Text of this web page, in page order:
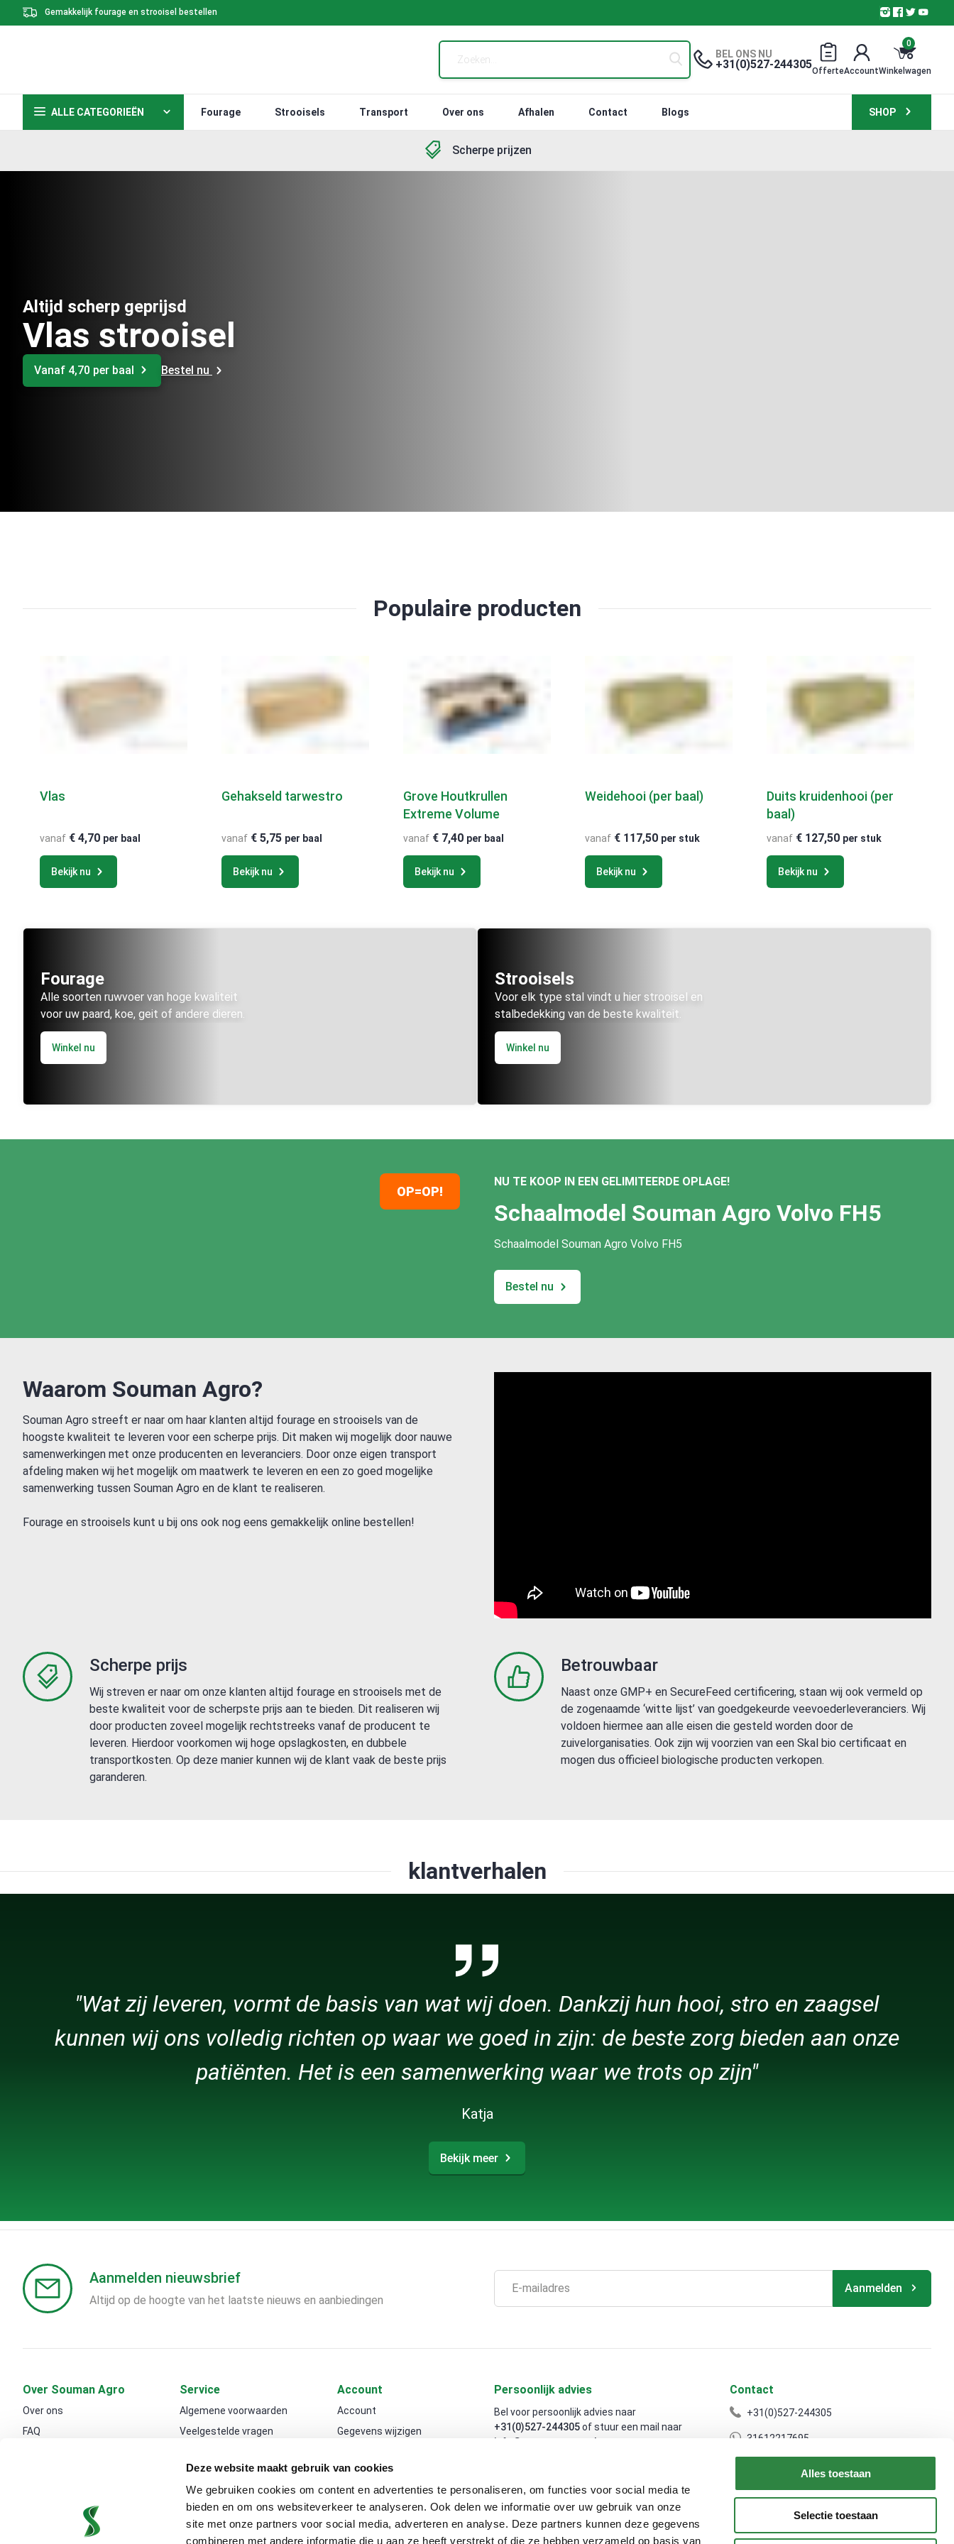
Deze website maakt gebruik van cookies
We gebruiken cookies om content en advertenties te personaliseren, om functies voor social media te
bieden en om ons websiteverkeer te analyseren. Ook delen we informatie over uw gebruik van onze
site met onze partners voor social media, adverteren en analyse. Deze partners kunnen deze gegevens
combineren met andere informatie die u aan ze heeft verstrekt of die ze hebben verzameld op basis van
Alles toestaan
Selectie toestaan
Gemakkelijk fourage en strooisel bestellen
BEL ONS NU
+31(0)527-244305OfferteAccount
0
Winkelwagen
ALLE CATEGORIEËN Fourage Strooisels Transport Over ons Afhalen Contact Blogs SHOP
Scherpe prijzen
Altijd scherp geprijsd
Vlas strooisel
Vanaf 4,70 per baal Bestel nu
Populaire producten
Vlas
vanaf € 4,70 per baal
Bekijk nu
Gehakseld tarwestro
vanaf € 5,75 per baal
Bekijk nu
Grove Houtkrullen
Extreme Volume
vanaf € 7,40 per baal
Bekijk nu
Weidehooi (per baal)
vanaf € 117,50 per stuk
Bekijk nu
Duits kruidenhooi (per
baal)
vanaf € 127,50 per stuk
Bekijk nu
Fourage
Alle soorten ruwvoer van hoge kwaliteit
voor uw paard, koe, geit of andere dieren.
Winkel nu
Strooisels
Voor elk type stal vindt u hier strooisel en
stalbedekking van de beste kwaliteit.
Winkel nu
NU TE KOOP IN EEN GELIMITEERDE OPLAGE!
Schaalmodel Souman Agro Volvo FH5
Schaalmodel Souman Agro Volvo FH5
Bestel nu
OP=OP!
Waarom Souman Agro?
Souman Agro streeft er naar om haar klanten altijd fourage en strooisels van de
hoogste kwaliteit te leveren voor een scherpe prijs. Dit maken wij mogelijk door nauwe
samenwerkingen met onze producenten en leveranciers. Door onze eigen transport
afdeling maken wij het mogelijk om maatwerk te leveren en een zo goed mogelijke
samenwerking tussen Souman Agro en de klant te realiseren.
Fourage en strooisels kunt u bij ons ook nog eens gemakkelijk online bestellen!
Scherpe prijs
Wij streven er naar om onze klanten altijd fourage en strooisels met de
beste kwaliteit voor de scherpste prijs aan te bieden. Dit realiseren wij
door producten zoveel mogelijk rechtstreeks vanaf de producent te
leveren. Hierdoor voorkomen wij hoge opslagkosten, en dubbele
transportkosten. Op deze manier kunnen wij de klant vaak de beste prijs
garanderen.
Betrouwbaar
Naast onze GMP+ en SecureFeed certificering, staan wij ook vermeld op
de zogenaamde ‘witte lijst’ van goedgekeurde veevoederleveranciers. Wij
voldoen hiermee aan alle eisen die gesteld worden door de
zuivelorganisaties. Ook zijn wij voorzien van een Skal bio certificaat en
mogen dus officieel biologische producten verkopen.
klantverhalen
"Wat zij leveren, vormt de basis van wat wij doen. Dankzij hun hooi, stro en zaagsel
kunnen wij ons volledig richten op waar we goed in zijn: de beste zorg bieden aan onze
patiënten. Het is een samenwerking waar we trots op zijn"
Katja
Bekijk meer
Aanmelden nieuwsbrief
Altijd op de hoogte van het laatste nieuws en aanbiedingen
Aanmelden
Over Souman Agro
Over ons
FAQ
Klantverhalen
Service
Algemene voorwaarden
Veelgestelde vragen
Weegbrug
Transport
Blogs
Account
Account
Gegevens wijzigen
Persoonlijk advies
Bel voor persoonlijk advies naar
+31(0)527-244305of stuur een mail naar
info@souman-agro.nl
Vollenhoverweg 22
8316 PZ Marknesse
Nederland
Contact
+31(0)527-244305
31612217695
Souman Agro